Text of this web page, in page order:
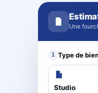
Une
1 Type de
Studio